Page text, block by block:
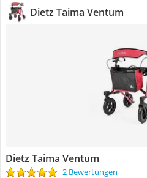
Dietz Taima Ventum
Dietz Taima Ventum
2 Bewertungen